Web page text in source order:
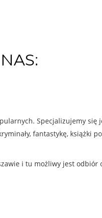
Specjalizujemy się
fantastykę, książki
i tu możliwy jest odbiór